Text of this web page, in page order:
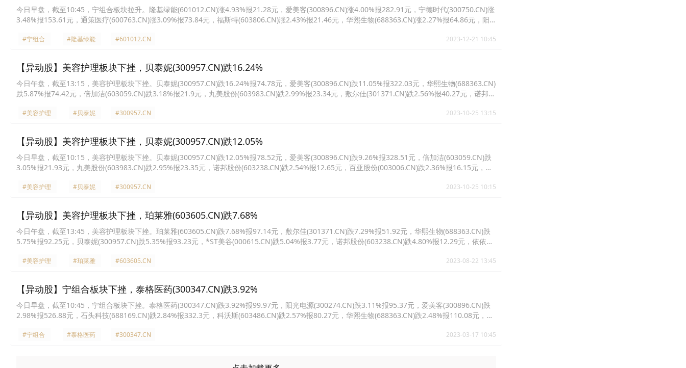
今日早盘，截至10:45，宁组合板块拉升。隆基绿能(601012.CN)涨4.93%报21.28元，爱美客(300896.CN)涨4.00%报282.91元，宁德时代(300750.CN)涨
3.48%报153.61元，通策医疗(600763.CN)涨3.09%报73.84元，福斯特(603806.CN)涨2.43%报21.46元，华熙生物(688363.CN)涨2.27%报64.86元，阳
#宁组合 #隆基绿能 #601012.CN 2023-12-21 10:45
【异动股】美容护理板块下挫，贝泰妮(300957.CN)跌16.24%
今日午盘，截至13:15，美容护理板块下挫。贝泰妮(300957.CN)跌16.24%报74.78元，爱美客(300896.CN)跌11.05%报322.03元，华熙生物(688363.CN)
跌5.87%报74.42元，倍加洁(603059.CN)跌3.18%报21.9元，丸美股份(603983.CN)跌2.99%报23.34元，敷尔佳(301371.CN)跌2.56%报40.27元，诺邦股
#美容护理 #贝泰妮 #300957.CN 2023-10-25 13:15
【异动股】美容护理板块下挫，贝泰妮(300957.CN)跌12.05%
今日早盘，截至10:15，美容护理板块下挫。贝泰妮(300957.CN)跌12.05%报78.52元，爱美客(300896.CN)跌9.26%报328.51元，倍加洁(603059.CN)跌
3.05%报21.93元，丸美股份(603983.CN)跌2.95%报23.35元，诺邦股份(603238.CN)跌2.54%报12.65元，百亚股份(003006.CN)跌2.36%报16.15元，延
#美容护理 #贝泰妮 #300957.CN 2023-10-25 10:15
【异动股】美容护理板块下挫，珀莱雅(603605.CN)跌7.68%
今日午盘，截至13:45，美容护理板块下挫。珀莱雅(603605.CN)跌7.68%报97.14元，敷尔佳(301371.CN)跌7.29%报51.92元，华熙生物(688363.CN)跌
5.75%报92.25元，贝泰妮(300957.CN)跌5.35%报93.23元，*ST美谷(000615.CN)跌5.04%报3.77元，诺邦股份(603238.CN)跌4.80%报12.29元，依依股
#美容护理 #珀莱雅 #603605.CN 2023-08-22 13:45
【异动股】宁组合板块下挫，泰格医药(300347.CN)跌3.92%
今日早盘，截至10:45，宁组合板块下挫。泰格医药(300347.CN)跌3.92%报99.97元，阳光电源(300274.CN)跌3.11%报95.37元，爱美客(300896.CN)跌
2.98%报526.88元，石头科技(688169.CN)跌2.84%报332.3元，科沃斯(603486.CN)跌2.57%报80.27元，华熙生物(688363.CN)跌2.48%报110.08元，汇
#宁组合 #泰格医药 #300347.CN 2023-03-17 10:45